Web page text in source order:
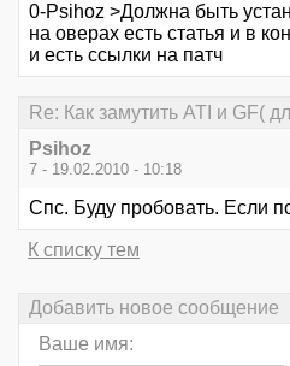
0-Psihoz >Должна быть
на оверах есть статья и в
и есть ссылки на патч
Re: Как замутить ATI и GF(
Psihoz
7 - 19.02.2010 - 10:18
Спс. Буду пробовать. Если
К списку тем
Добавить новое сообщение
Ваше имя: